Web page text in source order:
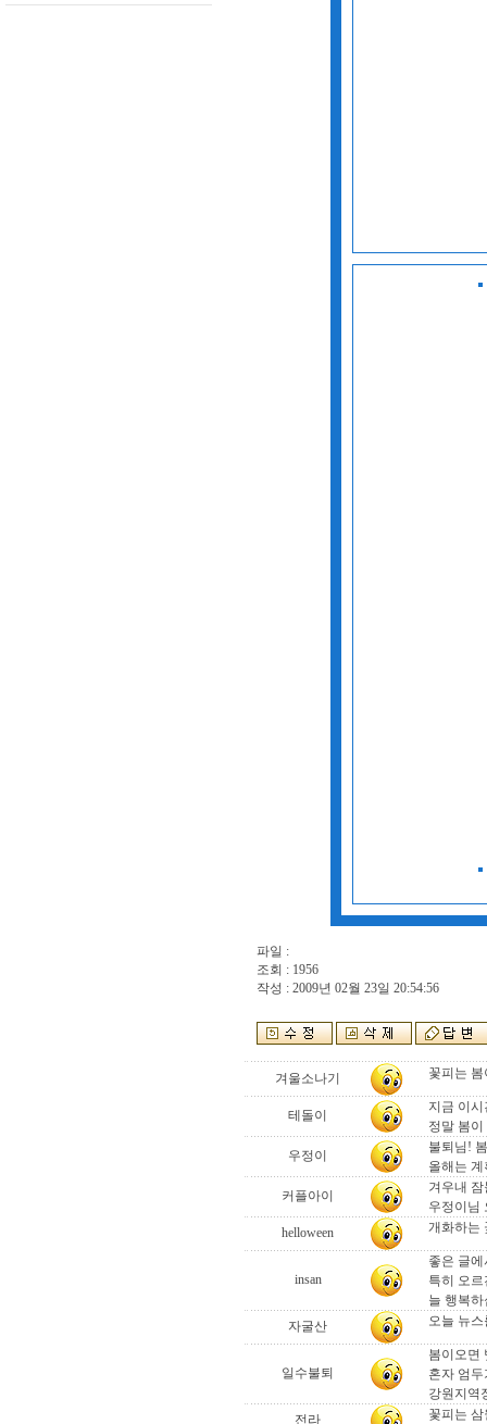
파일 :
조회 : 1956
작성 : 2009년 02월 23일 20:54:56
겨울소나기 꽃피는
테돌이
지금 이
정말 봄
우정이
불퇴님!
올해는
커플아이
겨우내
우정이님
helloween
개화하는
insan
좋은 글
특히 오
늘 행복
자굴산
오늘 뉴
일수불퇴
봄이오면
혼자 엄
강원지역
전라
꽃피는